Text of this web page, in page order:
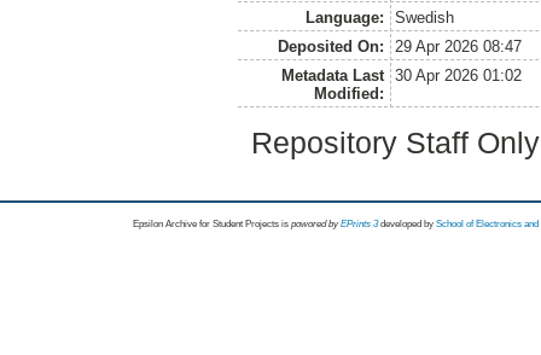
Language:
Swedish
Deposited On:
29 Apr 2026 08:47
Metadata Last
Modified:
30 Apr 2026 01:02
Repository Staff
Epsilon Archive for Student Projects is powored byEPrints 3 developed by School of Electronics